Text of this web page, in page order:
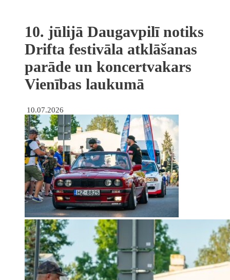
10. jūlijā Daugavpilī notiks
Drifta festivāla atklāšanas
parāde un koncertvakars
Vienības laukumā
10.07.2026